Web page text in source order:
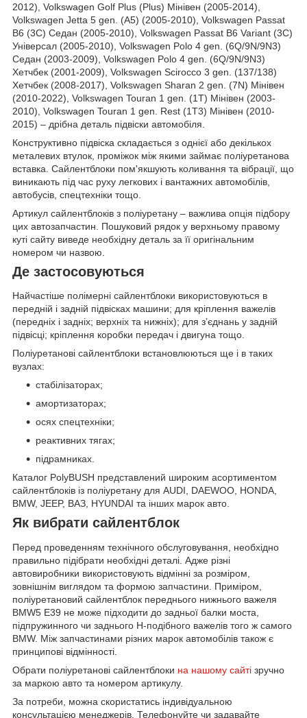
2012), Volkswagen Golf Plus (Plus) Мінівен (2005-2014),
Volkswagen Jetta 5 gen. (A5) (2005-2010), Volkswagen Passat
B6 (3C) Седан (2005-2010), Volkswagen Passat B6 Variant (3C)
Універсал (2005-2010), Volkswagen Polo 4 gen. (6Q/9N/9N3)
Седан (2003-2009), Volkswagen Polo 4 gen. (6Q/9N/9N3)
Хетчбек (2001-2009), Volkswagen Scirocco 3 gen. (137/138)
Хетчбек (2008-2017), Volkswagen Sharan 2 gen. (7N) Мінівен
(2010-2022), Volkswagen Touran 1 gen. (1T) Мінівен (2003-
2010), Volkswagen Touran 1 gen. Rest (1T3) Мінівен (2010-
2015) – дрібна деталь підвіски автомобіля.
Конструктивно підвіска складається з однієї або декількох
металевих втулок, проміжок між якими займає поліуретанова
вставка. Сайлентблоки пом'якшують коливання та вібрації, що
виникають під час руху легкових і вантажних автомобілів,
автобусів, спецтехніки тощо.
Артикул сайлентблоків з поліуретану – важлива опція підбору
цих автозапчастин. Пошуковий рядок у верхньому правому
куті сайту виведе необхідну деталь за її оригінальним
номером чи назвою.
Де застосовуються
Найчастіше полімерні сайлентблоки використовуються в
передній і задній підвісках машини; для кріплення важелів
(передніх і задніх; верхніх та нижніх); для з’єднань у задній
підвісці; кріплення коробки передач і двигуна тощо.
Поліуретанові сайлентблоки встановлюються ще і в таких
вузлах:
стабілізаторах;
амортизаторах;
осях спецтехніки;
реактивних тягах;
підрамниках.
Каталог PolyBUSH представлений широким асортиментом
сайлентблоків із поліуретану для AUDI, DAEWOO, HONDA,
BMW, JEEP, ВАЗ, HYUNDAI та інших марок авто.
Як вибрати сайлентблок
Перед проведенням технічного обслуговування, необхідно
правильно підібрати необхідні деталі. Адже різні
автовиробники використовують відмінні за розміром,
зовнішнім виглядом та формою запчастини. Приміром,
поліуретановий сайлентблок переднього нижнього важеля
BMW5 E39 не може підходити до задньої балки моста,
підпружинного чи заднього Н-подібного важелів того ж самого
BMW. Між запчастинами різних марок автомобілів також є
принципові відмінності.
Обрати поліуретанові сайлентблоки на нашому сайті зручно
за маркою авто та номером артикулу.
За потреби, можна скористатись індивідуальною
консультацією менеджерів. Телефонуйте чи задавайте